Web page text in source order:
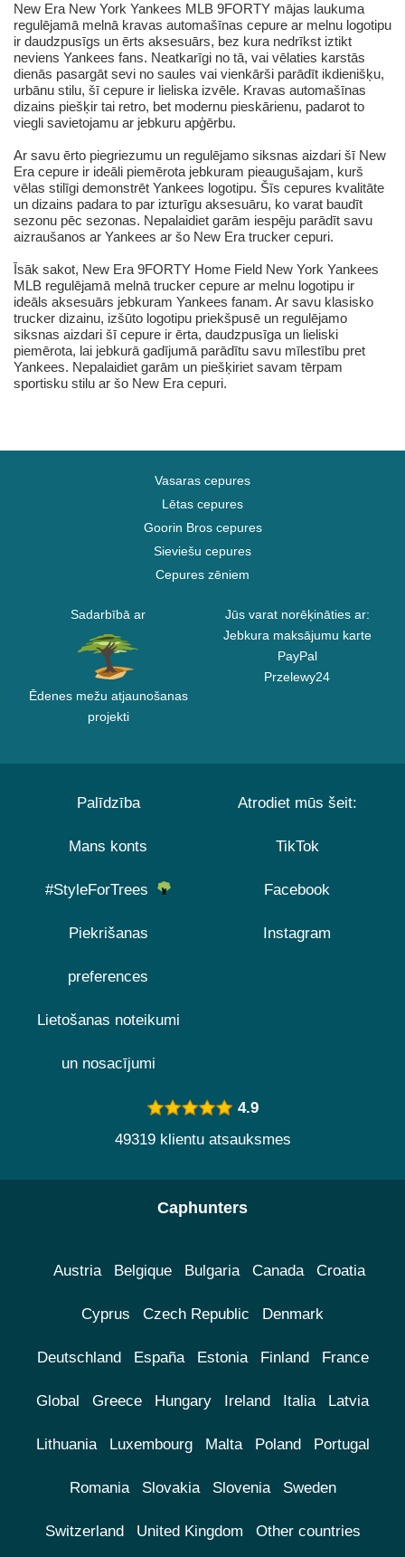
New Era New York Yankees MLB 9FORTY mājas laukuma
regulējamā melnā kravas automašīnas cepure ar melnu logotipu
ir daudzpusīgs un ērts aksesuārs, bez kura nedrīkst iztikt
neviens Yankees fans. Neatkarīgi no tā, vai vēlaties karstās
dienās pasargāt sevi no saules vai vienkārši parādīt ikdienišķu,
urbānu stilu, šī cepure ir lieliska izvēle. Kravas automašīnas
dizains piešķir tai retro, bet modernu pieskārienu, padarot to
viegli savietojamu ar jebkuru apģērbu.
Ar savu ērto piegriezumu un regulējamo siksnas aizdari šī New
Era cepure ir ideāli piemērota jebkuram pieaugušajam, kurš
vēlas stilīgi demonstrēt Yankees logotipu. Šīs cepures kvalitāte
un dizains padara to par izturīgu aksesuāru, ko varat baudīt
sezonu pēc sezonas. Nepalaidiet garām iespēju parādīt savu
aizraušanos ar Yankees ar šo New Era trucker cepuri.
Īsāk sakot, New Era 9FORTY Home Field New York Yankees
MLB regulējamā melnā trucker cepure ar melnu logotipu ir
ideāls aksesuārs jebkuram Yankees fanam. Ar savu klasisko
trucker dizainu, izšūto logotipu priekšpusē un regulējamo
siksnas aizdari šī cepure ir ērta, daudzpusīga un lieliski
piemērota, lai jebkurā gadījumā parādītu savu mīlestību pret
Yankees. Nepalaidiet garām un piešķiriet savam tērpam
sportisku stilu ar šo New Era cepuri.
Vasaras cepures
Lētas cepures
Goorin Bros cepures
Sieviešu cepures
Cepures zēniem
Sadarbībā ar
Ēdenes mežu atjaunošanas
projekti
Jūs varat norēķināties ar:
Jebkura maksājumu karte
PayPal
Przelewy24
Palīdzība
Mans konts
#StyleForTrees
Piekrišanas
preferences
Lietošanas noteikumi
un nosacījumi
Atrodiet mūs šeit:
TikTok
Facebook
Instagram
4.9
49319 klientu atsauksmes
Caphunters
Austria Belgique Bulgaria Canada Croatia
Cyprus Czech Republic Denmark
Deutschland España Estonia Finland France
Global Greece Hungary Ireland Italia Latvia
Lithuania Luxembourg Malta Poland Portugal
Romania Slovakia Slovenia Sweden
Switzerland United Kingdom Other countries